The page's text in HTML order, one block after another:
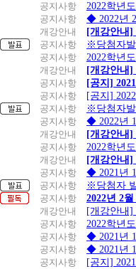
공지사항
2022학년
공지사항
◆ 2022년
개강안내
[개강안내]
공지사항
※당첨자
공지사항
2022학년
개강안내
[개강안내]
공지사항
[공지]
공지사항
[공지]
공지사항
※당첨자
공지사항
◆ 2022년
개강안내
[개강안내]
공지사항
2022학년
개강안내
[개강안내]
공지사항
◆ 2021년
공지사항
※당첨자
공지사항
2022년 2
개강안내
[개강안내]
공지사항
2022학년
공지사항
◆ 2021년
공지사항
◆ 2021년
공지사항
[공지]